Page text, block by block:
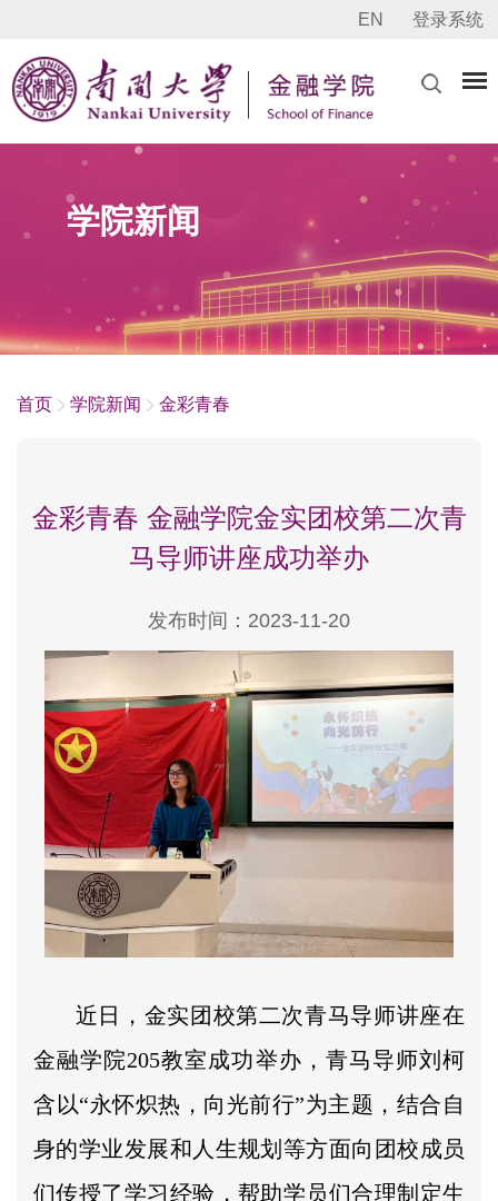
EN 登录系统
学院新闻
首页 学院新闻 金彩青春
金彩青春 金融学院金实团校第二次青
马导师讲座成功举办
发布时间：2023-11-20
近日，金实团校第二次青马导师讲座在
金融学院205教室成功举办，青马导师刘柯
含以“永怀炽热，向光前行”为主题，结合自
身的学业发展和人生规划等方面向团校成员
们传授了学习经验，帮助学员们合理制定生